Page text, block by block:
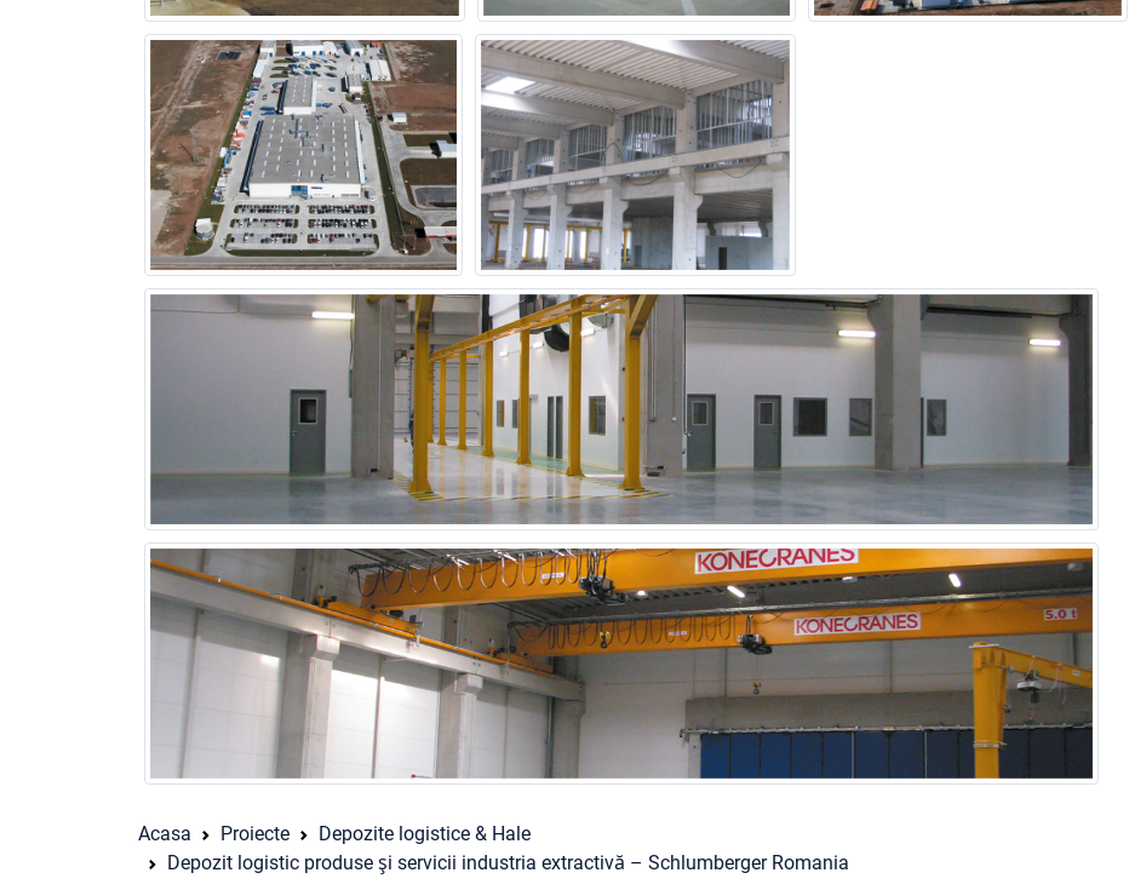
Acasa Proiecte
Depozite logistice & Hale
Depozit logistic produse şi servicii industria extractivă – Schlumberger Romania